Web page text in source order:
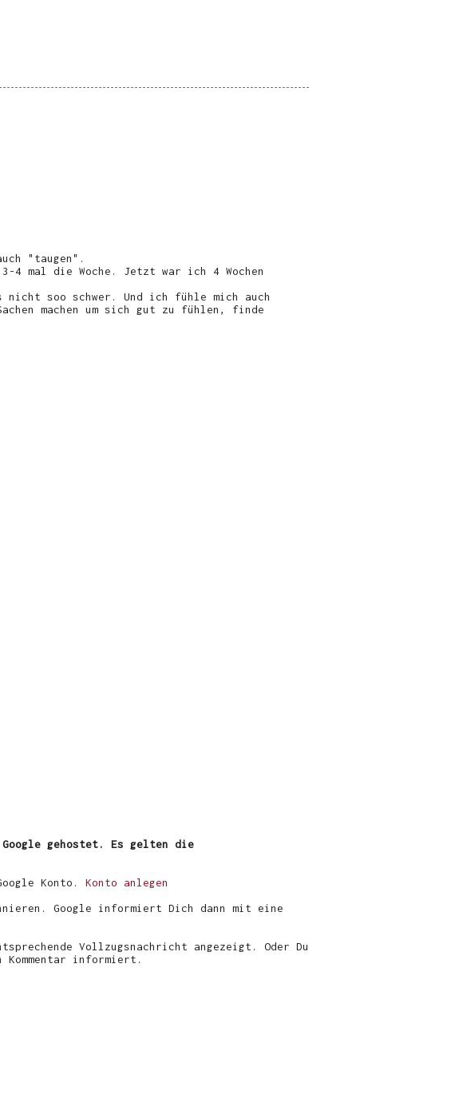
"taugen".
4 mal die Woche. Jetzt war ich 4 Wochen
soo schwer. Und ich fühle mich auch
machen um sich gut zu fühlen, finde
gehostet. Es gelten die
Konto. Konto anlegen
Google informiert Dich dann mit eine
Vollzugsnachricht angezeigt. Oder Du
informiert.